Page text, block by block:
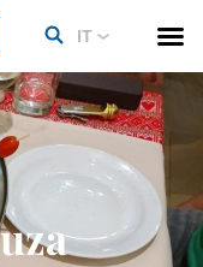
IT